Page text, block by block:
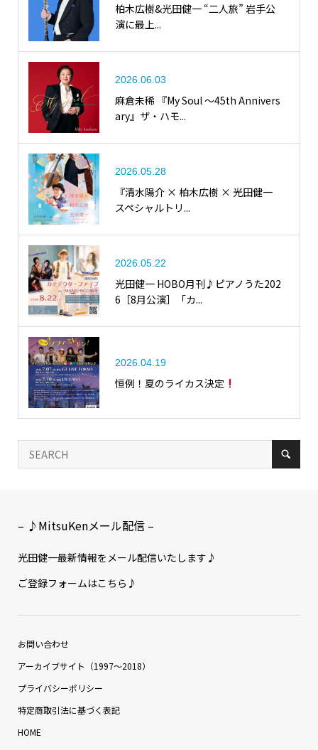
柏木広樹&光田健一 “二人旅” 岩手公
演に最上...
2026.06.03
麻倉未稀 『My Soul ～45th Annivers
ary』ザ・ハモ...
2026.05.28
『清水陽介 × 柏木広樹 × 光田健一
スペシャルトリ...
2026.05.22
光田健一 HOBO月刊♪ピアノうた202
6［8月公演］「カ...
2026.04.19
恒例！夏のライカス決定
– ♪MitsuKenメール配信 –
光田健一最新情報をメール配信いたします♪
ご登録フォームはこちら♪
お問い合わせ
アーカイブサイト（1997〜2018）
プライバシーポリシー
特定商取引法に基づく表記
HOME